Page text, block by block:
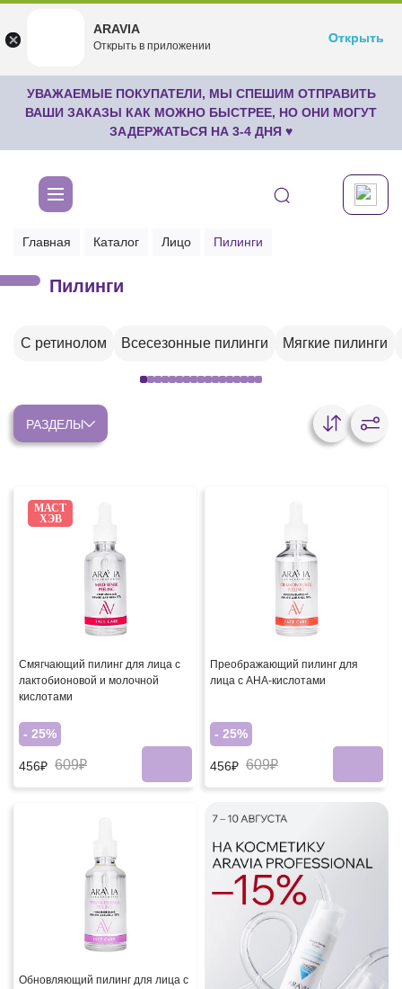
undefined
Бесплатноru.aravia.new
Открыть
УВАЖАЕМЫЕ ПОКУПАТЕЛИ, МЫ СПЕШИМ ОТПРАВИТЬ
ВАШИ ЗАКАЗЫ КАК МОЖНО БЫСТРЕЕ, НО ОНИ МОГУТ
ЗАДЕРЖАТЬСЯ НА 3-4 ДНЯ ♥
Главная Каталог Лицо Пилинги
Пилинги
С ретинолом Всесезонные пилинги Мягкие пилинги
РАЗДЕЛЫ
МАСТ
ХЭВ
Смягчающий пилинг для лица с
лактобионовой и молочной
кислотами
- 25%
456₽ 609₽
Преображающий пилинг для
лица с АНА-кислотами
- 25%
456₽ 609₽
Обновляющий пилинг для лица с
ARAVIA
Открыть в приложении
Открыть